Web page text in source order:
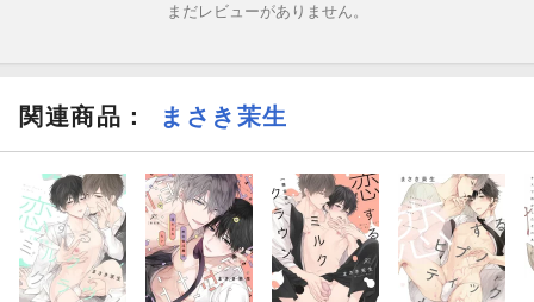
好みの容姿、圧倒的な体力と性欲、そして自分を押し倒す度胸ー
けのようにも見えーー？
《収録内容》
◆『理想のけだもの』1〜5話
◆描き下ろし漫画
まだレビューがありません。
関連商品 ： まさき茉生